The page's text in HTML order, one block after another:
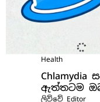
Health
Chlamydia
ඇත්තටම
ලිව්වේ Editor